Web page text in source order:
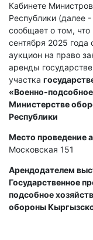
Кабинете
Республики (далее
сообщает о том, что
сентября 2025 года
аукцион на право
аренды
участка
«Военно-
Министерстве
Республики
Место проведение
Московская 151
Арендодателем
Государственное
подсобное
обороны